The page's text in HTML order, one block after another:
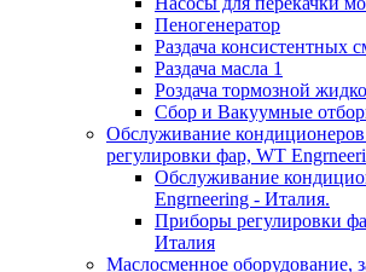
Пеногенератор
Раздача консистентных
Раздача масла 1
Роздача тормозной
Сбор и Вакуумные
Обслуживание
регулировки фар, WT
Обслуживание
Engrneering - Италия.
Приборы регулировки
Италия
Маслосменное оборудование,